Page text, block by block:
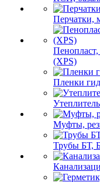
Перчатки,
(XPS)
Пленки
Утеплитель
Муфты,
Трубы БТ,